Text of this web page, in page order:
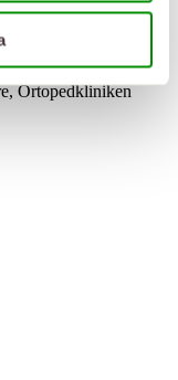
Ortopedkliniken